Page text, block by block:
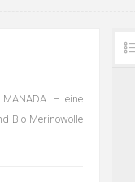
MANADA – eine
Bio Merinowolle